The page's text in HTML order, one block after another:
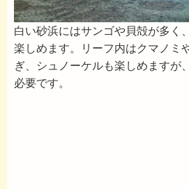
白い砂浜にはサンゴや貝殻が多く
楽しめます。リーフ内はクマノミ
ぎ、シュノーケルも楽しめますが
必要です。